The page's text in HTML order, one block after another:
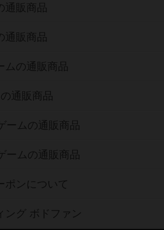
通販商品
通販商品
ムの通販商品
通販商品
ームの通販商品
ームの通販商品
ポンについて
ング ボドファン